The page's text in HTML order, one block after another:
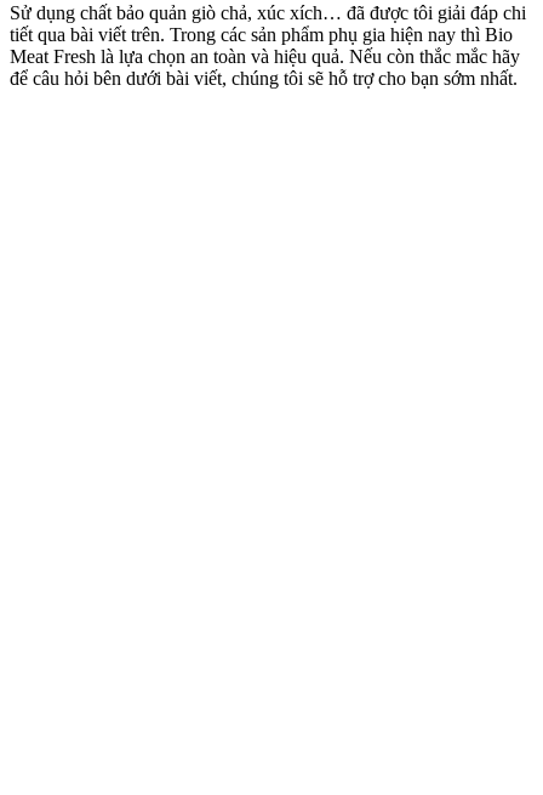
Sử dụng chất bảo quản giò chả, xúc xích… đã được tôi giải đáp chi
tiết qua bài viết trên. Trong các sản phẩm phụ gia hiện nay thì Bio
Meat Fresh là lựa chọn an toàn và hiệu quả. Nếu còn thắc mắc hãy
để câu hỏi bên dưới bài viết, chúng tôi sẽ hỗ trợ cho bạn sớm nhất.